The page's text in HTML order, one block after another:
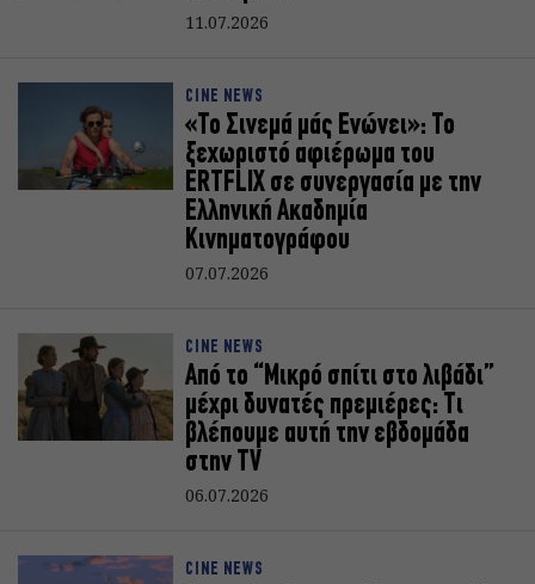
11.07.2026
CINE NEWS
«Το Σινεμά μάς Ενώνει»: Το
ξεχωριστό αφιέρωμα του
ERTFLIX σε συνεργασία με την
Ελληνική Ακαδημία
Κινηματογράφου
07.07.2026
CINE NEWS
Από το “Μικρό σπίτι στο λιβάδι”
μέχρι δυνατές πρεμιέρες: Τι
βλέπουμε αυτή την εβδομάδα
στην TV
06.07.2026
CINE NEWS